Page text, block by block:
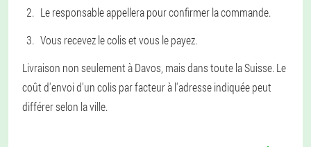
Le responsable appellera pour confirmer la commande.
Vous recevez le colis et vous le payez.
Livraison non seulement à Davos, mais dans toute la Suisse. Le
coût d'envoi d'un colis par facteur à l'adresse indiquée peut
différer selon la ville.